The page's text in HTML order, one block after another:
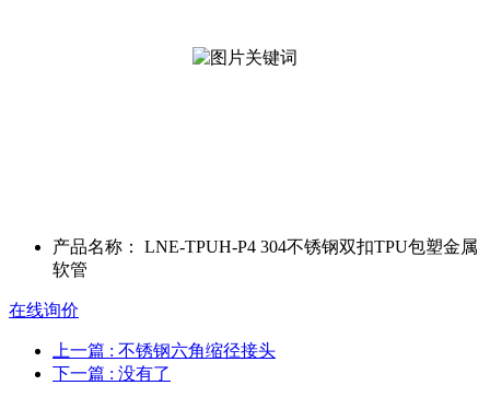
产品名称：
LNE-TPUH-P4 304不锈钢双扣TPU包塑金属
软管
在线询价
上一篇 : 不锈钢六角缩径接头
下一篇 : 没有了